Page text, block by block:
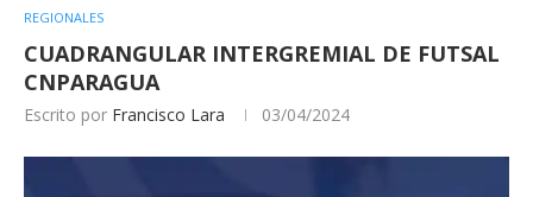
REGIONALES
CUADRANGULAR INTERGREMIAL DE FUTSAL
CNPARAGUA
Escrito por Francisco Lara 03/04/2024